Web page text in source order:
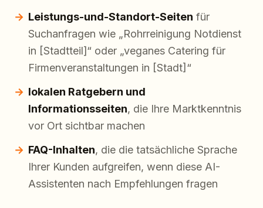
Leistungs-und-Standort-Seiten für
Suchanfragen wie „Rohrreinigung Notdienst
in [Stadtteil]“ oder „veganes Catering für
Firmenveranstaltungen in [Stadt]“
lokalen Ratgebern und
Informationsseiten, die Ihre Marktkenntnis
vor Ort sichtbar machen
FAQ-Inhalten, die die tatsächliche Sprache
Ihrer Kunden aufgreifen, wenn diese AI-
Assistenten nach Empfehlungen fragen